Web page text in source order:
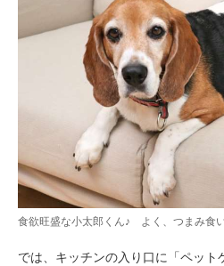
食欲旺盛な小太郎くん♪ よく、つまみ食
では、キッチンの入り口に「ペット